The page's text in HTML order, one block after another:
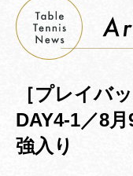
［プレイバ
DAY4-1／8
強入り